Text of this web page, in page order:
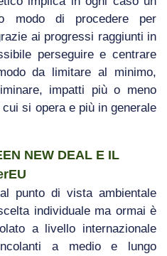
modo di procedere per
ai progressi raggiunti in
perseguire e centrare
da limitare al minimo,
impatti più o meno
si opera e più in generale
NEW DEAL E IL
punto di vista ambientale
individuale ma ormai è
a livello internazionale
a medio e lungo